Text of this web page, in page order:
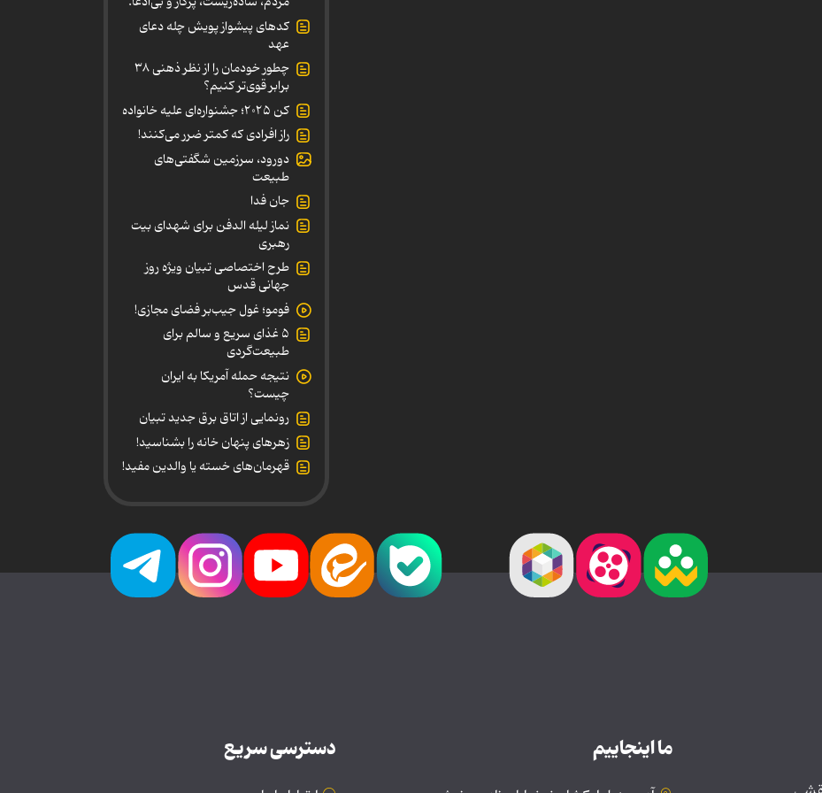
کدهای پیشواز پویش چله دعای
عهد
چطور خودمان را از نظر ذهنی ۳۸
برابر قوی‌تر کنیم؟
کن ۲۰۲۵؛ جشنواره‌ای علیه خانواده
راز افرادی که کمتر ضرر می‌کنند!
دورود، سرزمین شگفتی‌های
طبیعت
جان فدا
نماز لیله الدفن برای شهدای بیت
رهبری
طرح اختصاصی تبیان ویژه روز
جهانی قدس
فومو؛ غول جیب‌بر فضای مجازی!
۵ غذای سریع و سالم برای
طبیعت‌گردی
نتیجه حمله آمریکا به ایران
چیست؟
رونمایی از اتاق برق جدید تبیان
زهرهای پنهان خانه را بشناسید!
قهرمان‌های خسته یا والدین مفید!
ما اینجاییم دسترسی سریع